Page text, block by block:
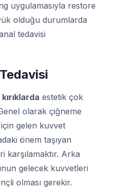
uygulamasıyla restore
olduğu durumlarda
tedavisi
estetik çok
olarak çiğneme
için gelen kuvvet
önem taşıyan
karşılamaktır. Arka
gelecek kuvvetleri
olması gerekir.